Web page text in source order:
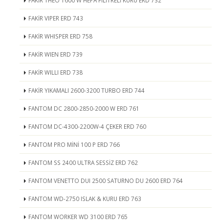
FAKİR VIPER ERD 743
FAKİR WHISPER ERD 758
FAKİR WIEN ERD 739
FAKİR WILLI ERD 738
FAKİR YIKAMALI 2600-3200 TURBO ERD 744
FANTOM DC 2800-2850-2000 W ERD 761
FANTOM DC-4300-2200W-4 ÇEKER ERD 760
FANTOM PRO MİNİ 100 P ERD 766
FANTOM SS 2400 ULTRA SESSİZ ERD 762
FANTOM VENETTO DUI 2500 SATURNO DU 2600 ERD 764
FANTOM WD-2750 ISLAK & KURU ERD 763
FANTOM WORKER WD 3100 ERD 765